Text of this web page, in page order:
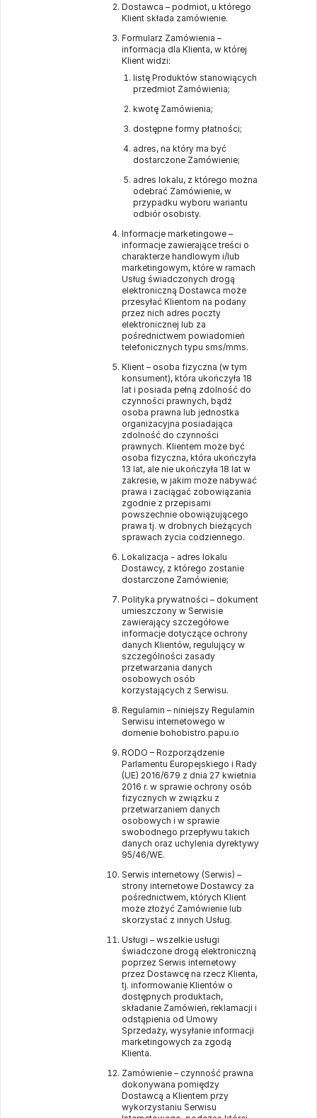
Dostawca – podmiot, u którego
Klient składa zamówienie.
Formularz Zamówienia –
informacja dla Klienta, w której
Klient widzi:
listę Produktów stanowiących
przedmiot Zamówienia;
kwotę Zamówienia;
dostępne formy płatności;
adres, na który ma być
dostarczone Zamówienie;
adres lokalu, z którego można
odebrać Zamówienie, w
przypadku wyboru wariantu
odbiór osobisty.
Informacje marketingowe –
informacje zawierające treści o
charakterze handlowym i/lub
marketingowym, które w ramach
Usług świadczonych drogą
elektroniczną Dostawca może
przesyłać Klientom na podany
przez nich adres poczty
elektronicznej lub za
pośrednictwem powiadomień
telefonicznych typu sms/mms.
Klient – osoba fizyczna (w tym
konsument), która ukończyła 18
lat i posiada pełną zdolność do
czynności prawnych, bądź
osoba prawna lub jednostka
organizacyjna posiadająca
zdolność do czynności
prawnych. Klientem może być
osoba fizyczna, która ukończyła
13 lat, ale nie ukończyła 18 lat w
zakresie, w jakim może nabywać
prawa i zaciągać zobowiązania
zgodnie z przepisami
powszechnie obowiązującego
prawa tj. w drobnych bieżących
sprawach życia codziennego.
Lokalizacja - adres lokalu
Dostawcy, z którego zostanie
dostarczone Zamówienie;
Polityka prywatności – dokument
umieszczony w Serwisie
zawierający szczegółowe
informacje dotyczące ochrony
danych Klientów, regulujący w
szczególności zasady
przetwarzania danych
osobowych osób
korzystających z Serwisu.
Regulamin – niniejszy Regulamin
Serwisu internetowego w
domenie bohobistro.papu.io
RODO – Rozporządzenie
Parlamentu Europejskiego i Rady
(UE) 2016/679 z dnia 27 kwietnia
2016 r. w sprawie ochrony osób
fizycznych w związku z
przetwarzaniem danych
osobowych i w sprawie
swobodnego przepływu takich
danych oraz uchylenia dyrektywy
95/46/WE.
Serwis internetowy (Serwis) –
strony internetowe Dostawcy za
pośrednictwem, których Klient
może złożyć Zamówienie lub
skorzystać z innych Usług.
Usługi – wszelkie usługi
świadczone drogą elektroniczną
poprzez Serwis internetowy
przez Dostawcę na rzecz Klienta,
tj. informowanie Klientów o
dostępnych produktach,
składanie Zamówień, reklamacji i
odstąpienia od Umowy
Sprzedaży, wysyłanie informacji
marketingowych za zgodą
Klienta.
Zamówienie – czynność prawna
dokonywana pomiędzy
Dostawcą a Klientem przy
wykorzystaniu Serwisu